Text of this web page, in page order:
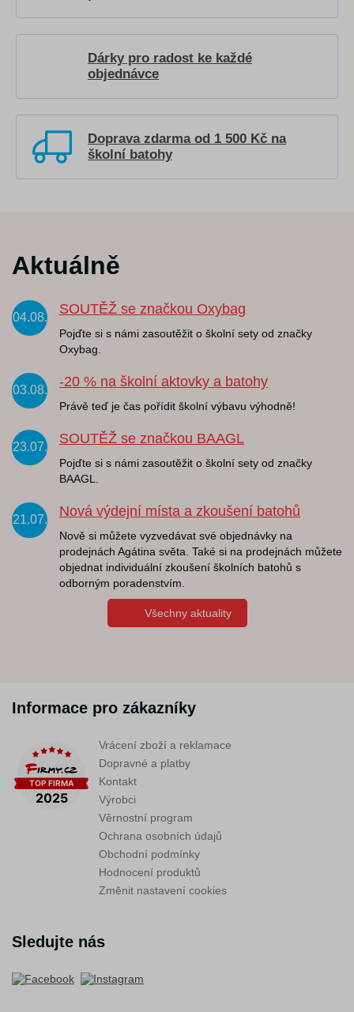
Dárky pro radost ke každé
objednávce
Doprava zdarma od 1 500 Kč na
školní batohy
Aktuálně
04.08.
SOUTĚŽ se značkou Oxybag
Pojďte si s námi zasoutěžit o školní sety od značky
Oxybag.
03.08.
-20 % na školní aktovky a batohy
Právě teď je čas pořídit školní výbavu výhodně!
23.07.
SOUTĚŽ se značkou BAAGL
Pojďte si s námi zasoutěžit o školní sety od značky
BAAGL.
21.07.
Nová výdejní místa a zkoušení batohů
Nově si můžete vyzvedávat své objednávky na
prodejnách Agátina světa. Také si na prodejnách můžete
objednat individuální zkoušení školních batohů s
odborným poradenstvím.
Všechny aktuality
Informace pro zákazníky
Vrácení zboží a reklamace
Dopravné a platby
Kontakt
Výrobci
Věrnostní program
Ochrana osobních údajů
Obchodní podmínky
Hodnocení produktů
Změnit nastavení cookies
Sledujte nás